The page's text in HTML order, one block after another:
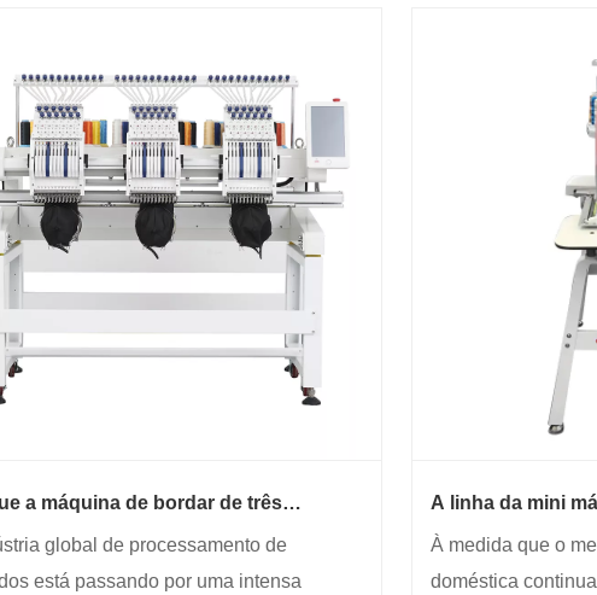
a máquina de bordar de três
de médio porte em 2026?
global de processamento de
está passando por uma intensa
A linha da mini
À medida que o
doméstica